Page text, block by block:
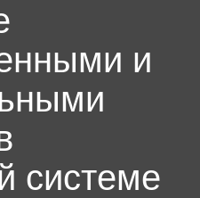
и
системе